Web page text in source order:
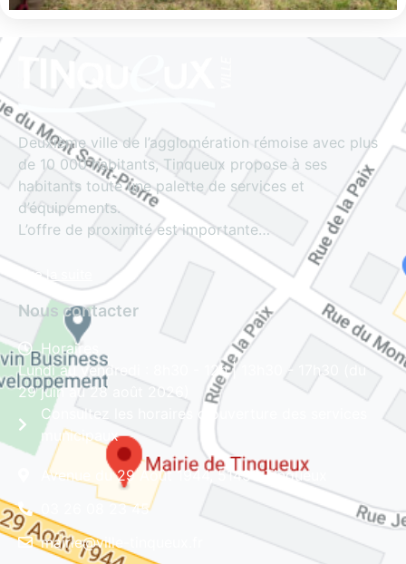
Deuxième ville de l’agglomération rémoise avec plus
de 10 000 habitants, Tinqueux propose à ses
habitants toute une palette de services et
d’équipements.
L’offre de proximité est importante…
Lire la suite
Nous contacter
Horaires
Lundi au vendredi : 8h30 - 12h | 13h30 - 17h30 (du
29 juin au 28 août 2026)
Consultez les horaires d'ouverture des services
municipaux
Avenue du 29 Août 1944, 51430 Tinqueux
03 26 08 23 45
mairie@ville-tinqueux.fr